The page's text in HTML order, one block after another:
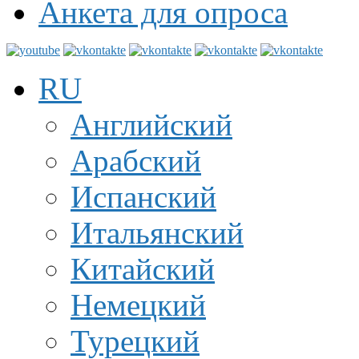
Анкета для опроса
RU
Английский
Арабский
Испанский
Итальянский
Китайский
Немецкий
Турецкий